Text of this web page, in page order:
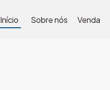
Venda
Sobre nós
Início